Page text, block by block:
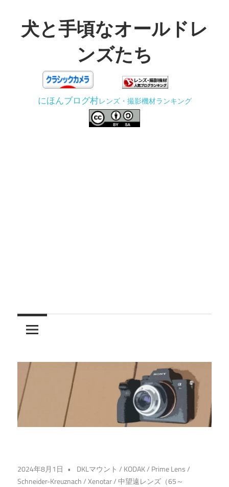
テ犬と手頃なオールドレ
ンズたち
う
にほんブログ村レンズ・撮影機材ランキング
2024年8月1日 DKLマウント / KODAK/ Prime Lens/
Schneider-Kreuznach/Xenotar/中望遠レンズ（65～